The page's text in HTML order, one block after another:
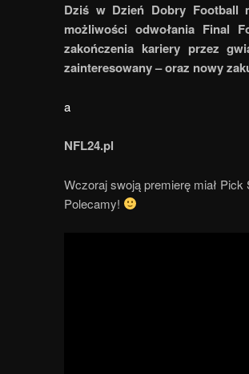
Dziś w Dzień Dobry Football
możliwości odwołania Final
zakończenia kariery przez
zainteresowany – oraz nowy
a
NFL24.pl
Wczoraj swoją premierę miał Pick
Polecamy!